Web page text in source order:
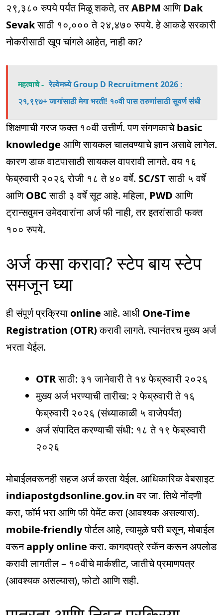
२९,३८० रुपये पर्यंत मिळू शकते, तरABPM आणिDak
Sevakसाठी १०,००० ते २४,४७० रुपये. हे आकडे सरकारी
नोकरीसाठी खूप चांगले आहेत, नाही का?
महत्वाचे - रेल्वेमध्ये Group D Recruitment 2026 :
२१,९९७+ जागांसाठी मेगा भरती! १०वी पास तरुणांसाठी सुवर्ण संधी
शिक्षणाची गरज फक्त १०वी उत्तीर्ण. पण संगणकाचेbasic
knowledge आणि सायकल चालवण्याचे ज्ञान असावे लागेल.
कारण डाक वाटपासाठी सायकल वापरावी लागते. वय १६
फेब्रुवारी २०२६ रोजी १८ ते ४० वर्षे. SC/STसाठी ५ वर्षे
आणिOBCसाठी ३ वर्षे सूट आहे. महिला, PWD आणि
ट्रान्सवुमन उमेदवारांना अर्ज फी नाही, तर इतरांसाठी फक्त
१०० रुपये.
अर्ज कसा करावा? स्टेप बाय स्टेप
समजून घ्या
ही संपूर्ण प्रक्रिया online आहे. आधी One-Time
Registration (OTR)करावी लागते. त्यानंतरच मुख्य अर्ज
भरता येईल.
OTRसाठी: ३१ जानेवारी ते १४ फेब्रुवारी २०२६
मुख्य अर्ज भरण्याची तारीख: २ फेब्रुवारी ते १६
फेब्रुवारी २०२६ (संध्याकाळी ५ वाजेपर्यंत)
अर्ज संपादित करण्याची संधी: १८ ते १९ फेब्रुवारी
२०२६
मोबाईलवरूनही सहज अर्ज करता येईल. आधिकारिक वेबसाइट
indiapostgdsonline.gov.inवर जा. तिथे नोंदणी
करा, फॉर्म भरा आणि फी पेमेंट करा (आवश्यक असल्यास).
mobile-friendlyपोर्टल आहे, त्यामुळे घरी बसून, मोबाईल
वरूनapply onlineकरा. कागदपत्रे स्कॅन करून अपलोड
करावी लागतील – १०वीचे मार्कशीट, जातीचे प्रमाणपत्र
(आवश्यक असल्यास), फोटो आणि सही.